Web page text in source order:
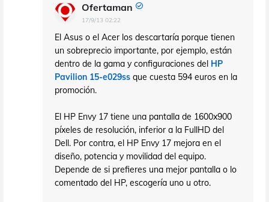
Ofertaman
17/9/13 02:22
El Asus o el Acer los descartaría porque tienen
un sobreprecio importante, por ejemplo, están
dentro de la gama y configuraciones del HP
Pavilion 15-e029ss que cuesta 594 euros en la
promoción.
El HP Envy 17 tiene una pantalla de 1600x900
píxeles de resolución, inferior a la FullHD del
Dell. Por contra, el HP Envy 17 mejora en el
diseño, potencia y movilidad del equipo.
Depende de si prefieres una mejor pantalla o lo
comentado del HP, escogería uno u otro.